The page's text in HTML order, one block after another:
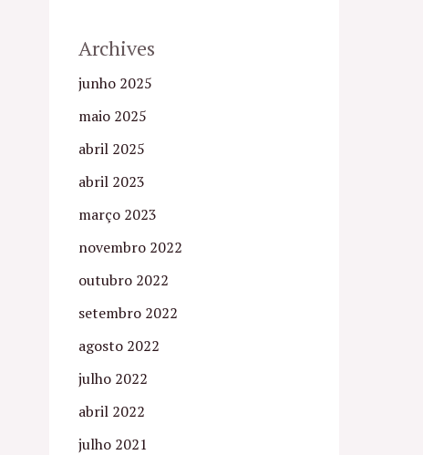
Archives
junho 2025
maio 2025
abril 2025
abril 2023
março 2023
novembro 2022
outubro 2022
setembro 2022
agosto 2022
julho 2022
abril 2022
julho 2021